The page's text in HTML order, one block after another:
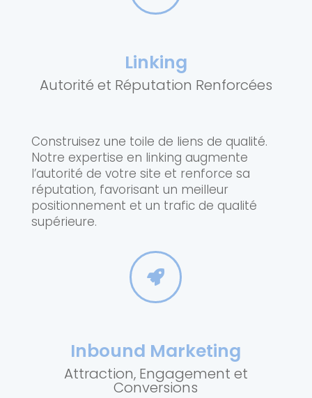
Linking
Autorité et Réputation Renforcées
Construisez une toile de liens de qualité.
Notre expertise en linking augmente
l’autorité de votre site et renforce sa
réputation, favorisant un meilleur
positionnement et un trafic de qualité
supérieure.

Inbound Marketing
Attraction, Engagement et
Conversions